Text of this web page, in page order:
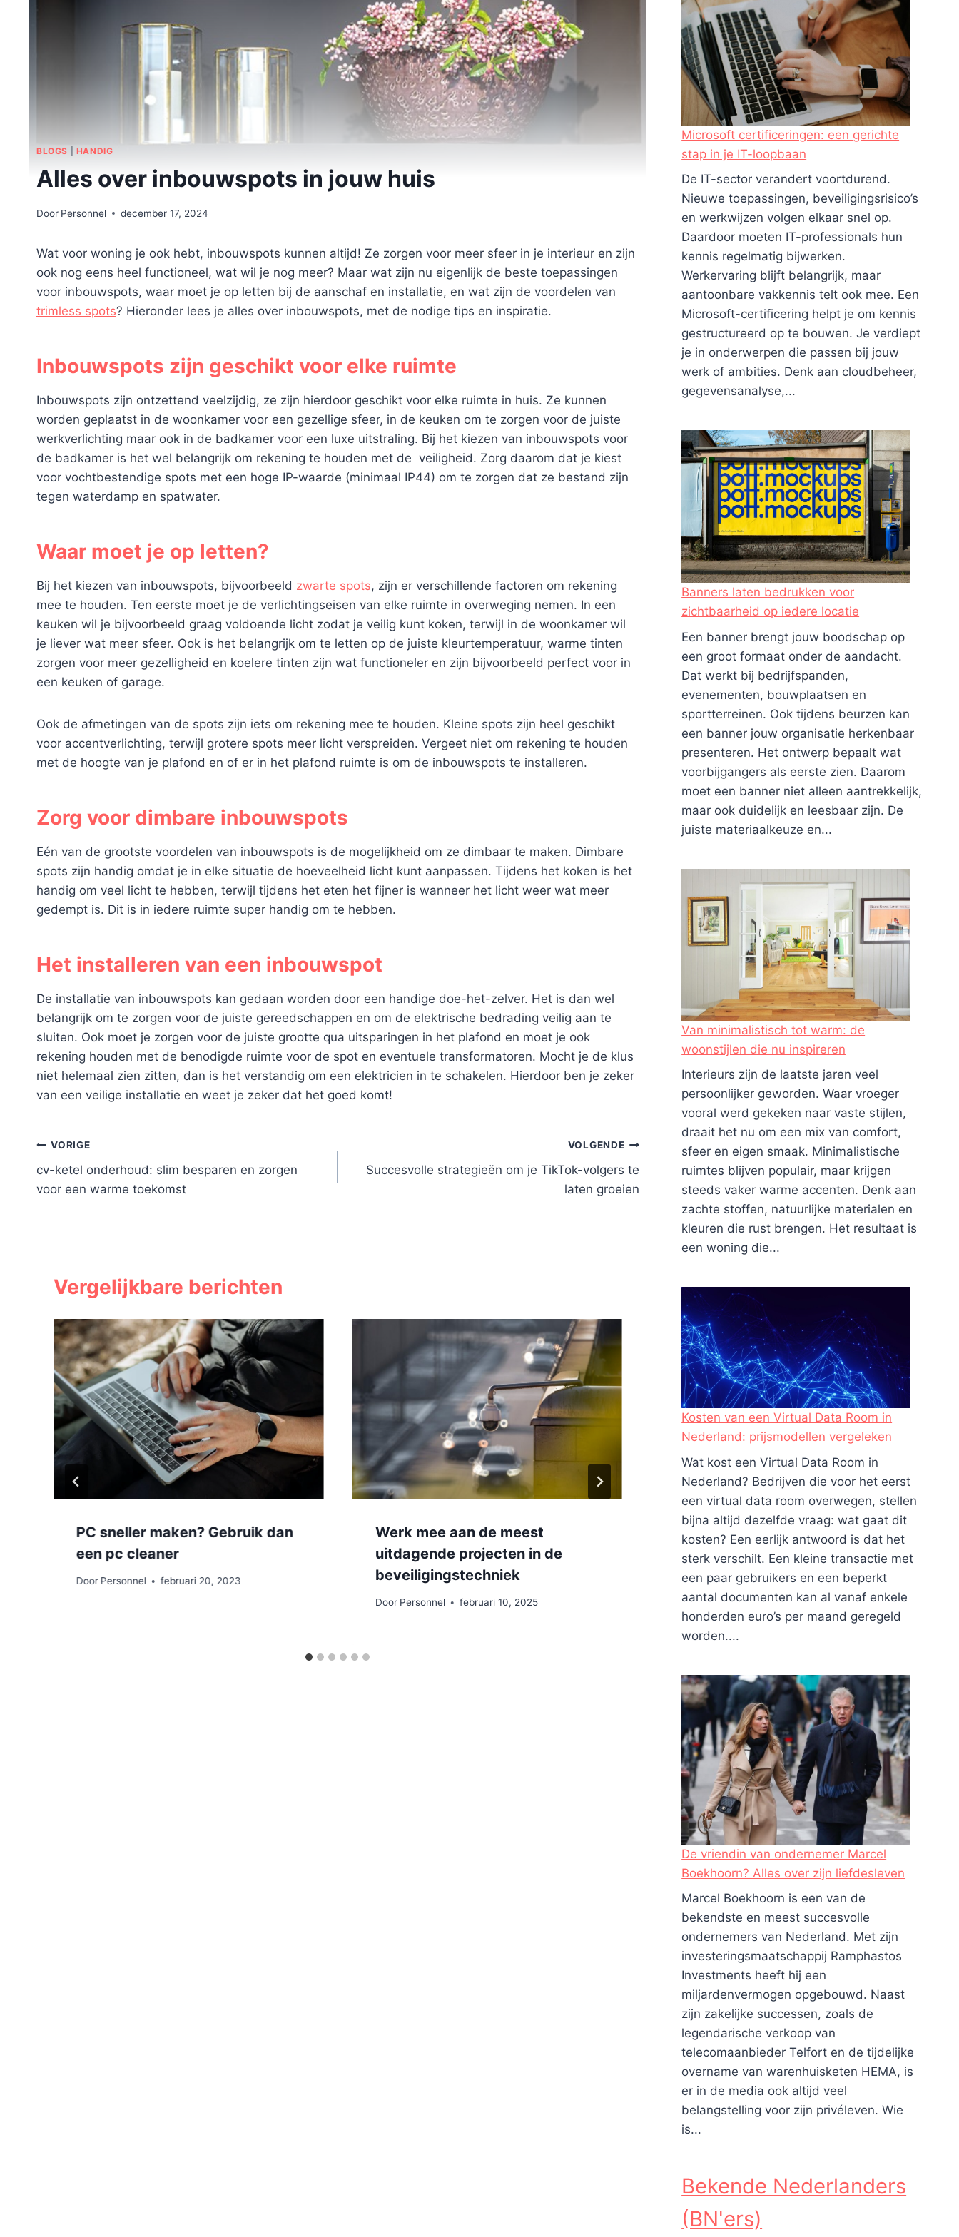
BLOGS HANDIG
Alles over inbouwspots in jouw huis
Door Personnel december 17, 2024
Wat voor woning je ook hebt, inbouwspots kunnen altijd! Ze zorgen voor meer sfeer in je interieur en zijn
ook nog eens heel functioneel, wat wil je nog meer? Maar wat zijn nu eigenlijk de beste toepassingen
voor inbouwspots, waar moet je op letten bij de aanschaf en installatie, en wat zijn de voordelen van
trimless spots? Hieronder lees je alles over inbouwspots, met de nodige tips en inspiratie.
Inbouwspots zijn geschikt voor elke ruimte
Inbouwspots zijn ontzettend veelzijdig, ze zijn hierdoor geschikt voor elke ruimte in huis. Ze kunnen
worden geplaatst in de woonkamer voor een gezellige sfeer, in de keuken om te zorgen voor de juiste
werkverlichting maar ook in de badkamer voor een luxe uitstraling. Bij het kiezen van inbouwspots voor
de badkamer is het wel belangrijk om rekening te houden met de veiligheid. Zorg daarom dat je kiest
voor vochtbestendige spots met een hoge IP-waarde (minimaal IP44) om te zorgen dat ze bestand zijn
tegen waterdamp en spatwater.
Waar moet je op letten?
Bij het kiezen van inbouwspots, bijvoorbeeld zwarte spots, zijn er verschillende factoren om rekening
mee te houden. Ten eerste moet je de verlichtingseisen van elke ruimte in overweging nemen. In een
keuken wil je bijvoorbeeld graag voldoende licht zodat je veilig kunt koken, terwijl in de woonkamer wil
je liever wat meer sfeer. Ook is het belangrijk om te letten op de juiste kleurtemperatuur, warme tinten
zorgen voor meer gezelligheid en koelere tinten zijn wat functioneler en zijn bijvoorbeeld perfect voor in
een keuken of garage.
Ook de afmetingen van de spots zijn iets om rekening mee te houden. Kleine spots zijn heel geschikt
voor accentverlichting, terwijl grotere spots meer licht verspreiden. Vergeet niet om rekening te houden
met de hoogte van je plafond en of er in het plafond ruimte is om de inbouwspots te installeren.
Zorg voor dimbare inbouwspots
Eén van de grootste voordelen van inbouwspots is de mogelijkheid om ze dimbaar te maken. Dimbare
spots zijn handig omdat je in elke situatie de hoeveelheid licht kunt aanpassen. Tijdens het koken is het
handig om veel licht te hebben, terwijl tijdens het eten het fijner is wanneer het licht weer wat meer
gedempt is. Dit is in iedere ruimte super handig om te hebben.
Het installeren van een inbouwspot
De installatie van inbouwspots kan gedaan worden door een handige doe-het-zelver. Het is dan wel
belangrijk om te zorgen voor de juiste gereedschappen en om de elektrische bedrading veilig aan te
sluiten. Ook moet je zorgen voor de juiste grootte qua uitsparingen in het plafond en moet je ook
rekening houden met de benodigde ruimte voor de spot en eventuele transformatoren. Mocht je de klus
niet helemaal zien zitten, dan is het verstandig om een elektricien in te schakelen. Hierdoor ben je zeker
van een veilige installatie en weet je zeker dat het goed komt!
Bericht
navigatie
VORIGE
cv-ketel onderhoud: slim besparen en zorgen
voor een warme toekomst
VOLGENDE
Succesvolle strategieën om je TikTok-volgers te
laten groeien
Vergelijkbare berichten
PC sneller maken? Gebruik dan
een pc cleaner
DoorPersonnel februari 20, 2023
Werk mee aan de meest
uitdagende projecten in de
beveiligingstechniek
Door Personnel februari 10, 2025
Soenil Bahadoer: Zijn partner,
Vermogen, Restaurants en meer
weetjes
Door Personnel september 18, 2025
Microsoft certificeringen: een gerichte
stap in je IT-loopbaan
De IT-sector verandert voortdurend.
Nieuwe toepassingen, beveiligingsrisico’s
en werkwijzen volgen elkaar snel op.
Daardoor moeten IT-professionals hun
kennis regelmatig bijwerken.
Werkervaring blijft belangrijk, maar
aantoonbare vakkennis telt ook mee. Een
Microsoft-certificering helpt je om kennis
gestructureerd op te bouwen. Je verdiept
je in onderwerpen die passen bij jouw
werk of ambities. Denk aan cloudbeheer,
gegevensanalyse,...
Banners laten bedrukken voor
zichtbaarheid op iedere locatie
Een banner brengt jouw boodschap op
een groot formaat onder de aandacht.
Dat werkt bij bedrijfspanden,
evenementen, bouwplaatsen en
sportterreinen. Ook tijdens beurzen kan
een banner jouw organisatie herkenbaar
presenteren. Het ontwerp bepaalt wat
voorbijgangers als eerste zien. Daarom
moet een banner niet alleen aantrekkelijk,
maar ook duidelijk en leesbaar zijn. De
juiste materiaalkeuze en...
Van minimalistisch tot warm: de
woonstijlen die nu inspireren
Interieurs zijn de laatste jaren veel
persoonlijker geworden. Waar vroeger
vooral werd gekeken naar vaste stijlen,
draait het nu om een mix van comfort,
sfeer en eigen smaak. Minimalistische
ruimtes blijven populair, maar krijgen
steeds vaker warme accenten. Denk aan
zachte stoffen, natuurlijke materialen en
kleuren die rust brengen. Het resultaat is
een woning die...
Kosten van een Virtual Data Room in
Nederland: prijsmodellen vergeleken
Wat kost een Virtual Data Room in
Nederland? Bedrijven die voor het eerst
een virtual data room overwegen, stellen
bijna altijd dezelfde vraag: wat gaat dit
kosten? Een eerlijk antwoord is dat het
sterk verschilt. Een kleine transactie met
een paar gebruikers en een beperkt
aantal documenten kan al vanaf enkele
honderden euro’s per maand geregeld
worden....
De vriendin van ondernemer Marcel
Boekhoorn? Alles over zijn liefdesleven
Marcel Boekhoorn is een van de
bekendste en meest succesvolle
ondernemers van Nederland. Met zijn
investeringsmaatschappij Ramphastos
Investments heeft hij een
miljardenvermogen opgebouwd. Naast
zijn zakelijke successen, zoals de
legendarische verkoop van
telecomaanbieder Telfort en de tijdelijke
overname van warenhuisketen HEMA, is
er in de media ook altijd veel
belangstelling voor zijn privéleven. Wie
is...
Bekende Nederlanders
(BN'ers)